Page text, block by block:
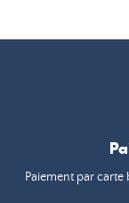
Paiement par